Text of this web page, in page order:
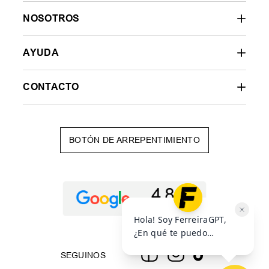
NOSOTROS
AYUDA
CONTACTO
BOTÓN DE ARREPENTIMIENTO
SEGUINOS